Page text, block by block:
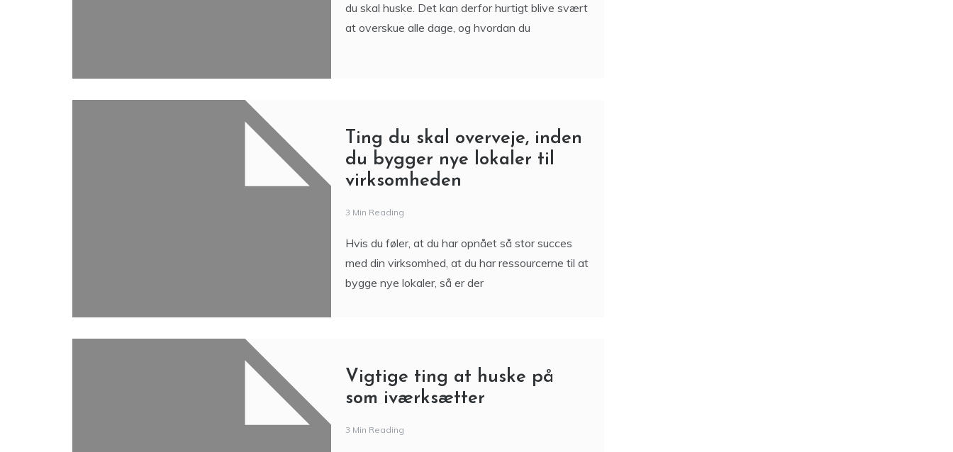
du skal huske. Det kan derfor hurtigt blive svært
at overskue alle dage, og hvordan du
Ting du skal overveje, inden
du bygger nye lokaler til
virksomheden
3 Min Reading
Hvis du føler, at du har opnået så stor succes
med din virksomhed, at du har ressourcerne til at
bygge nye lokaler, så er der
Vigtige ting at huske på
som iværksætter
3 Min Reading